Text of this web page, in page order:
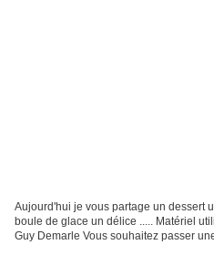
Aujourd'hui je vous partage un dessert
boule de glace un délice ..... Matériel
Guy Demarle Vous souhaitez passer